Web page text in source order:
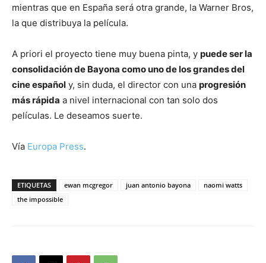
mientras que en España será otra grande, la Warner Bros,
la que distribuya la película.
A priori el proyecto tiene muy buena pinta, y puede ser la
consolidación de Bayona como uno de los grandes del
cine español y, sin duda, el director con una progresión
más rápida a nivel internacional con tan solo dos
películas. Le deseamos suerte.
Vía Europa Press.
ETIQUETAS ewan mcgregor juan antonio bayona
naomi watts
the impossible